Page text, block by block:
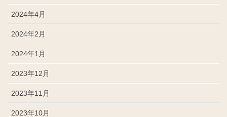
2024年4月
2024年2月
2024年1月
2023年12月
2023年11月
2023年10月